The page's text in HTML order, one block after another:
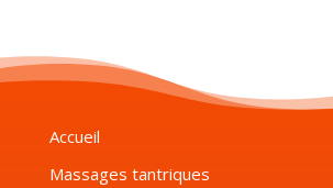
Accueil
Massages tantriques